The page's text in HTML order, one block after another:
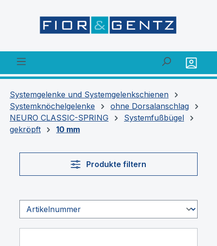
Systemgelenke und Systemgelenkschienen
Systemknöchelgelenke
ohne Dorsalanschlag
NEURO CLASSIC-SPRING
Systemfußbügel
gekröpft
10 mm
Produkte filtern